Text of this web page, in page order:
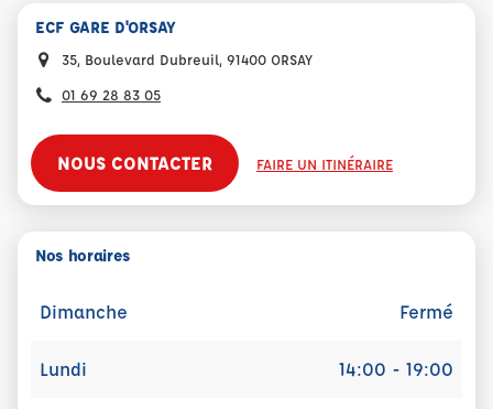
ECF GARE D'ORSAY
35, Boulevard Dubreuil, 91400 ORSAY
01 69 28 83 05
NOUS CONTACTER FAIRE UN ITINÉRAIRE
Nos horaires
Dimanche Fermé
Lundi 14:00 - 19:00